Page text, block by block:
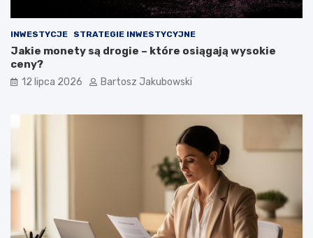
INWESTYCJE STRATEGIE INWESTYCYJNE
Jakie monety są drogie – które osiągają wysokie
ceny?
12 lipca 2026 Bartosz Jakubowski